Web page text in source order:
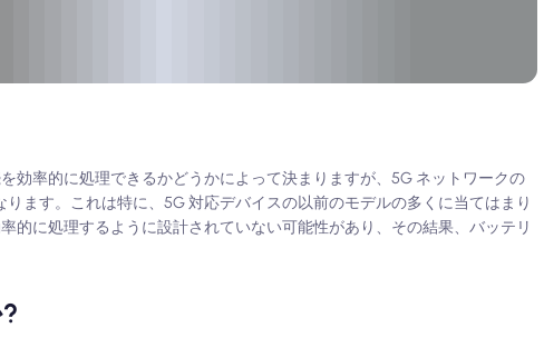
効率的に処理できるかどうかによって決まりますが、5G ネットワークの
ます。これは特に、5G 対応デバイスの以前のモデルの多くに当てはまり
的に処理するように設計されていない可能性があり、その結果、バッテリ